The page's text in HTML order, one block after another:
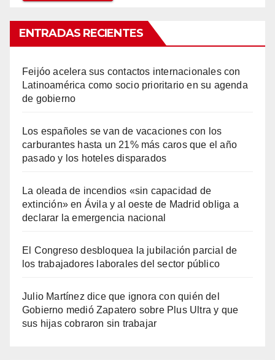
ENTRADAS RECIENTES
Feijóo acelera sus contactos internacionales con
Latinoamérica como socio prioritario en su agenda
de gobierno
Los españoles se van de vacaciones con los
carburantes hasta un 21% más caros que el año
pasado y los hoteles disparados
La oleada de incendios «sin capacidad de
extinción» en Ávila y al oeste de Madrid obliga a
declarar la emergencia nacional
El Congreso desbloquea la jubilación parcial de
los trabajadores laborales del sector público
Julio Martínez dice que ignora con quién del
Gobierno medió Zapatero sobre Plus Ultra y que
sus hijas cobraron sin trabajar